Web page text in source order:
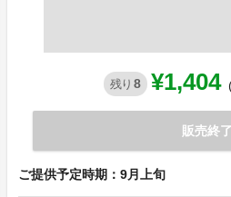
残り 8 ¥1,404
販売終了
ご提供予定時期：9月上旬